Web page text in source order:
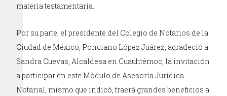
materia testamentaria.
Por su parte, el presidente del Colegio de Notarios de la
Ciudad de México, Ponciano López Juárez, agradeció a
Sandra Cuevas, Alcaldesa en Cuauhtémoc, la invitación
a participar en este Módulo de Asesoría Jurídica
Notarial, mismo que indicó, traerá grandes beneficios a